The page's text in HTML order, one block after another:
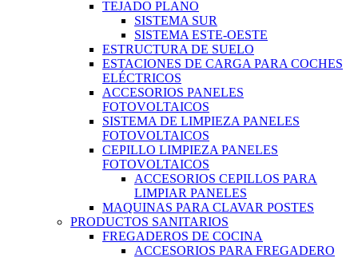
TEJADO PLANO
SISTEMA SUR
SISTEMA ESTE-OESTE
ESTRUCTURA DE SUELO
ESTACIONES DE CARGA PARA COCHES
ELÉCTRICOS
ACCESORIOS PANELES
FOTOVOLTAICOS
SISTEMA DE LIMPIEZA PANELES
FOTOVOLTAICOS
CEPILLO LIMPIEZA PANELES
FOTOVOLTAICOS
ACCESORIOS CEPILLOS PARA
LIMPIAR PANELES
MAQUINAS PARA CLAVAR POSTES
PRODUCTOS SANITARIOS
FREGADEROS DE COCINA
ACCESORIOS PARA FREGADERO